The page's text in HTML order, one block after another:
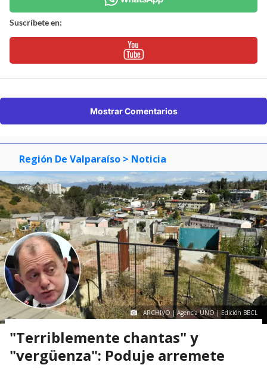
Suscríbete en:
Mostrar Comentarios
Región De Valparaíso > Noticia
ARCHIVO | Agencia UNO | Edición BBCL
"Terriblemente chantas" y
"vergüenza": Poduje arremete